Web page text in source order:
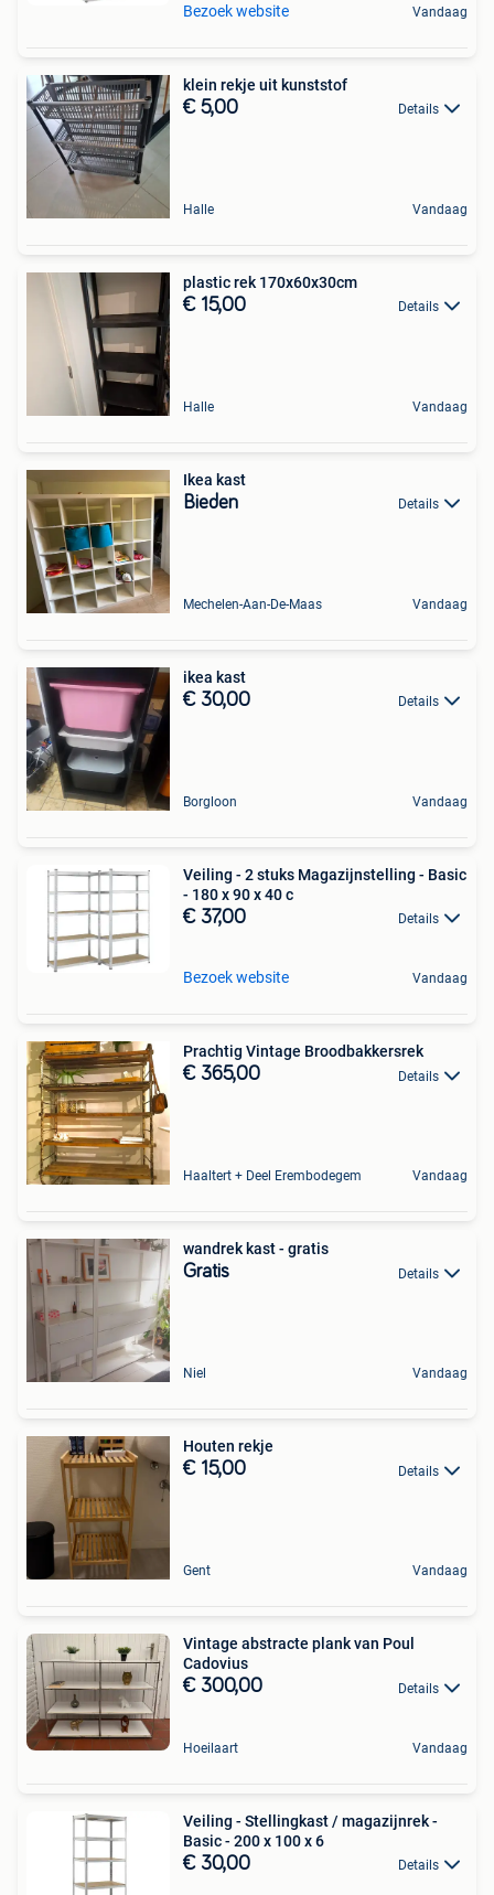
Bezoek website Vandaag
klein rekje uit kunststof
€ 5,00 Details
Halle Vandaag
plastic rek 170x60x30cm
€ 15,00 Details
Halle Vandaag
Ikea kast
Bieden Details
Mechelen-Aan-De-Maas Vandaag
ikea kast
€ 30,00 Details
Borgloon Vandaag
Veiling - 2 stuks Magazijnstelling - Basic
- 180 x 90 x 40 c
€ 37,00 Details
Bezoek website Vandaag
Prachtig Vintage Broodbakkersrek
€ 365,00 Details
Haaltert + Deel Erembodegem Vandaag
wandrek kast - gratis
Gratis Details
Niel Vandaag
Houten rekje
€ 15,00 Details
Gent Vandaag
Vintage abstracte plank van Poul
Cadovius
€ 300,00 Details
Hoeilaart Vandaag
Veiling - Stellingkast / magazijnrek -
Basic - 200 x 100 x 6
€ 30,00 Details